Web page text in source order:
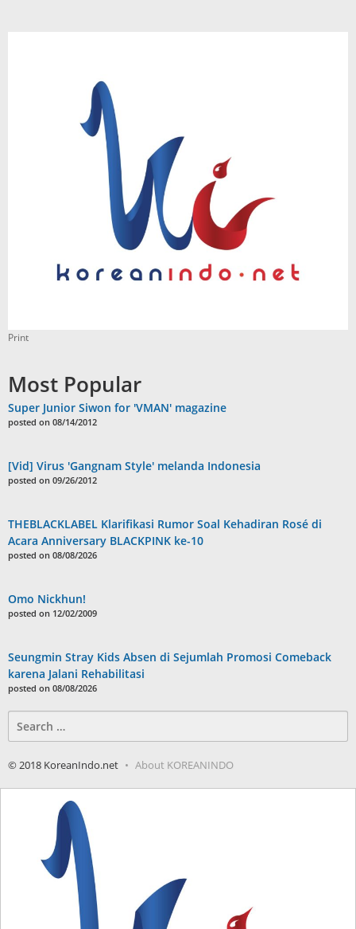
Print
Most Popular
Super Junior Siwon for 'VMAN' magazine
posted on 08/14/2012
[Vid] Virus 'Gangnam Style' melanda Indonesia
posted on 09/26/2012
THEBLACKLABEL Klarifikasi Rumor Soal Kehadiran Rosé di
Acara Anniversary BLACKPINK ke-10
posted on 08/08/2026
Omo Nickhun!
posted on 12/02/2009
Seungmin Stray Kids Absen di Sejumlah Promosi Comeback
karena Jalani Rehabilitasi
posted on 08/08/2026
for:
© 2018 KoreanIndo.net About KOREANINDO